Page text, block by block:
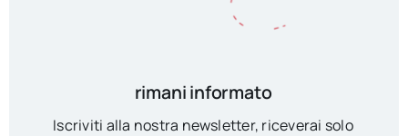
rimani informato
Iscriviti alla nostra newsletter, riceverai solo